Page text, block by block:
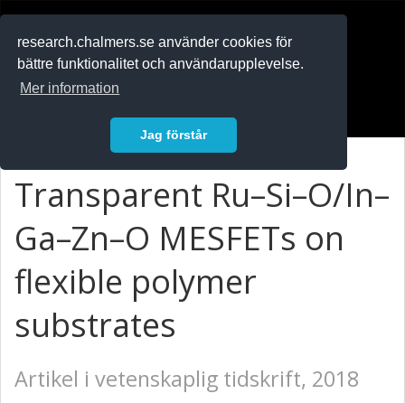
research.chalmers.se använder cookies för
bättre funktionalitet och användarupplevelse.
Mer information
Jag förstår
Transparent Ru–Si–O/In–
Ga–Zn–O MESFETs on
flexible polymer
substrates
Artikel i vetenskaplig tidskrift, 2018